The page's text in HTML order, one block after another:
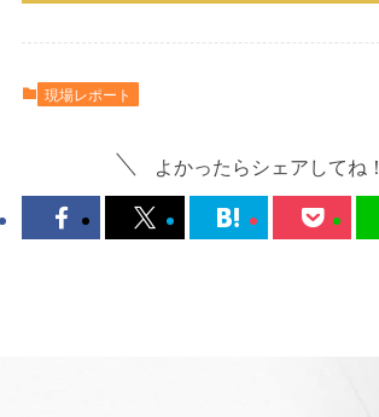
現場レポート
よかったらシェアしてね！